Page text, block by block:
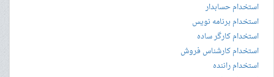
استخدام حسابدار
استخدام برنامه نویس
استخدام کارگر ساده
استخدام کارشناس فروش
استخدام راننده